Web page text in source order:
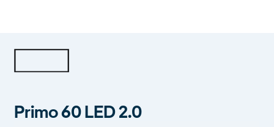
Primo 60 LED 2.0